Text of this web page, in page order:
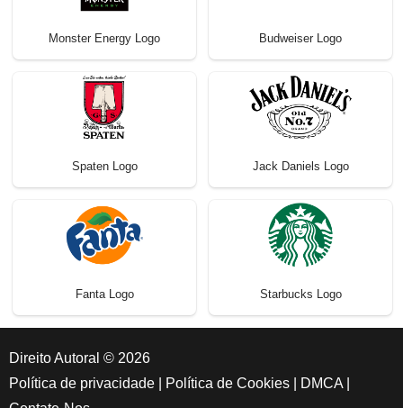
Monster Energy Logo Budweiser Logo
Spaten Logo Jack Daniels Logo
Fanta Logo Starbucks Logo
Direito Autoral © 2026
Política de privacidade
Política de Cookies DMCA